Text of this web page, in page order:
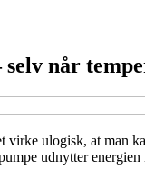
når
virke ulogisk, at man
udnytter